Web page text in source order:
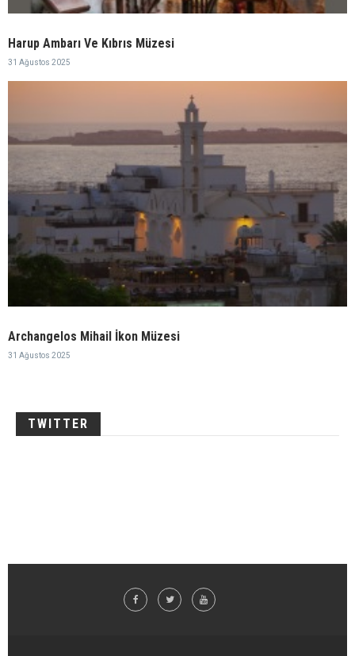
Harup Ambarı Ve Kıbrıs Müzesi
31 Ağustos 2025
Archangelos Mihail İkon Müzesi
31 Ağustos 2025
TWITTER